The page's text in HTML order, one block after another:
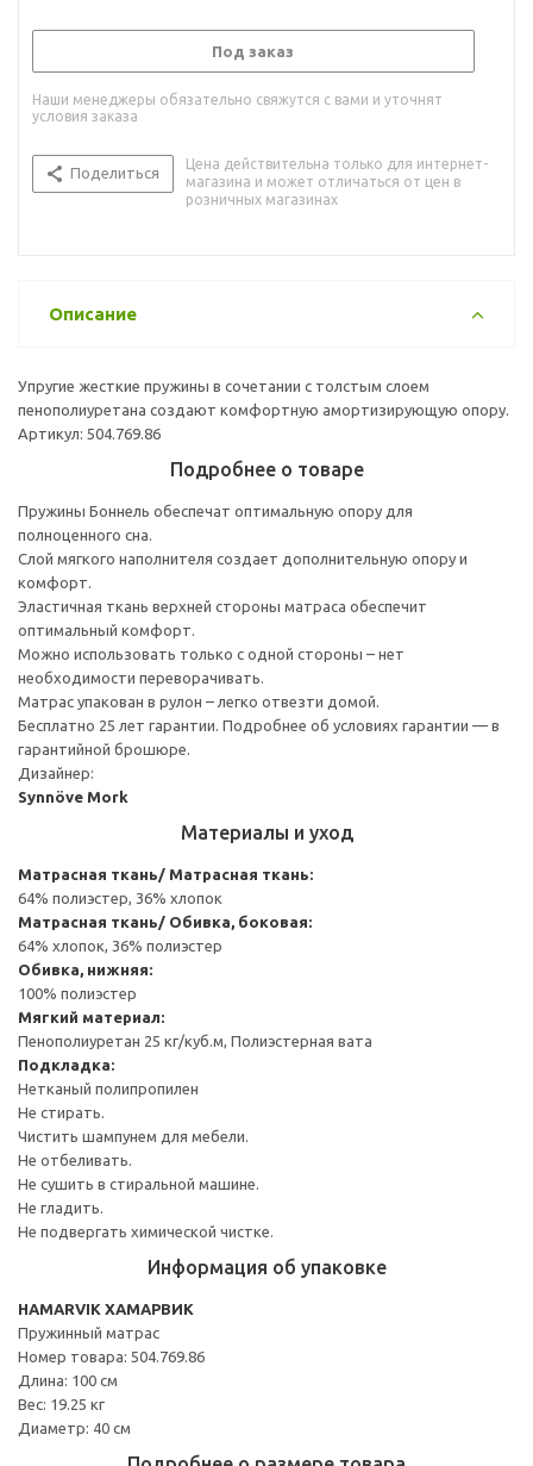
Под заказ
Наши менеджеры обязательно свяжутся с вами и уточнят
условия заказа
Поделиться
Цена действительна только для интернет-
магазина и может отличаться от цен в
розничных магазинах
Описание
Упругие жесткие пружины в сочетании с толстым слоем
пенополиуретана создают комфортную амортизирующую опору.
Артикул: 504.769.86
Подробнее о товаре
Пружины Боннель обеспечат оптимальную опору для
полноценного сна.
Слой мягкого наполнителя создает дополнительную опору и
комфорт.
Эластичная ткань верхней стороны матраса обеспечит
оптимальный комфорт.
Можно использовать только с одной стороны – нет
необходимости переворачивать.
Матрас упакован в рулон – легко отвезти домой.
Бесплатно 25 лет гарантии. Подробнее об условиях гарантии — в
гарантийной брошюре.
Дизайнер:
Synnöve Mork
Материалы и уход
Матрасная ткань/ Матрасная ткань:
64% полиэстер, 36% хлопок
Матрасная ткань/ Обивка, боковая:
64% хлопок, 36% полиэстер
Обивка, нижняя:
100% полиэстер
Мягкий материал:
Пенополиуретан 25 кг/куб.м, Полиэстерная вата
Подкладка:
Нетканый полипропилен
Не стирать.
Чистить шампунем для мебели.
Не отбеливать.
Не сушить в стиральной машине.
Не гладить.
Не подвергать химической чистке.
Информация об упаковке
HAMARVIK ХАМАРВИК
Пружинный матрас
Номер товара: 504.769.86
Длина: 100 см
Вес: 19.25 кг
Диаметр: 40 см